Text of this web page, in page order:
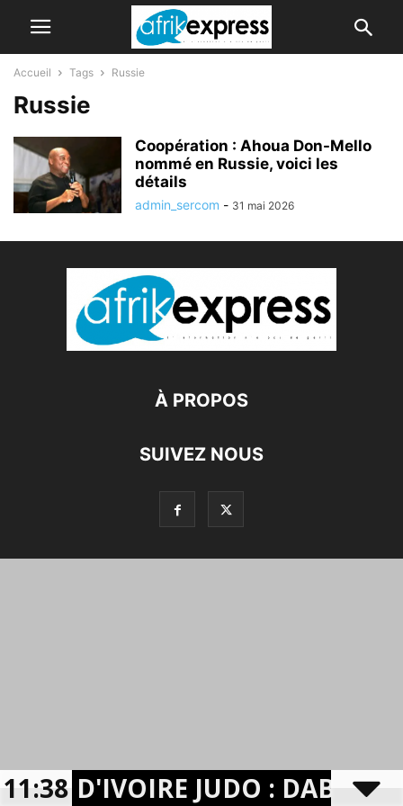
Accueil Tags Russie
Russie
Coopération : Ahoua Don-Mello
nommé en Russie, voici les
détails
admin_sercom - 31 mai 2026
À PROPOS
SUIVEZ NOUS
D'IVOIRE JUDO : DABONÉ
11:38